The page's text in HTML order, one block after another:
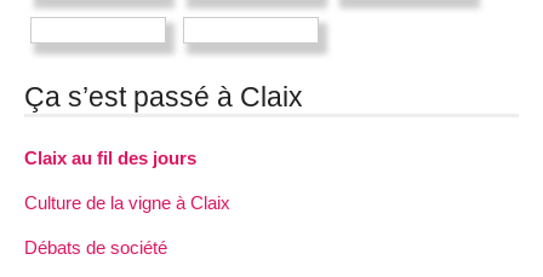
Ça s’est passé à Claix
Claix au fil des jours
Culture de la vigne à Claix
Débats de société